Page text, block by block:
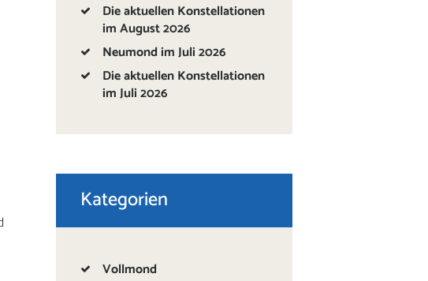
Die aktuellen Konstellationen
im August 2026
Neumond im Juli 2026
Die aktuellen Konstellationen
im Juli 2026
Kategorien
Vollmond